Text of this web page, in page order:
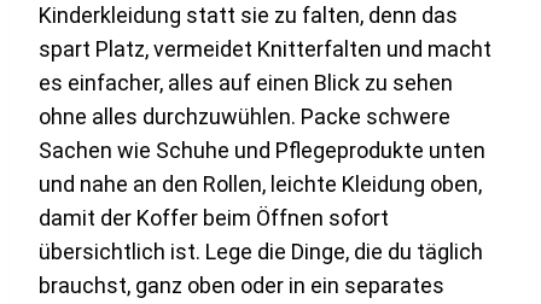
Kinderkleidung statt sie zu falten, denn das
spart Platz, vermeidet Knitterfalten und macht
es einfacher, alles auf einen Blick zu sehen
ohne alles durchzuwühlen. Packe schwere
Sachen wie Schuhe und Pflegeprodukte unten
und nahe an den Rollen, leichte Kleidung oben,
damit der Koffer beim Öffnen sofort
übersichtlich ist. Lege die Dinge, die du täglich
brauchst, ganz oben oder in ein separates